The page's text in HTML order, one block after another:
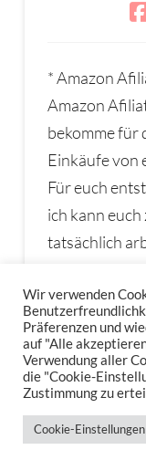
* Amazon
Amazon
bekomme für
Einkäufe von
Für euch
ich kann
tatsächlich
Seite
Wir verwenden
Präferenzen und
auf "Alle
Verwendung aller
die "Cookie-
Zustimmung zu
Cookie-Einstellungen